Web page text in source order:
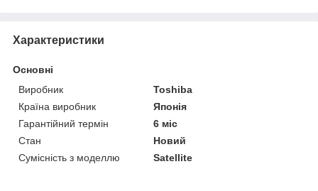
Характеристики
Основні
Виробник
Toshiba
Країна виробник
Японія
Гарантійний термін
6 міс
Стан
Новий
Сумісність з моделлю
Satellite